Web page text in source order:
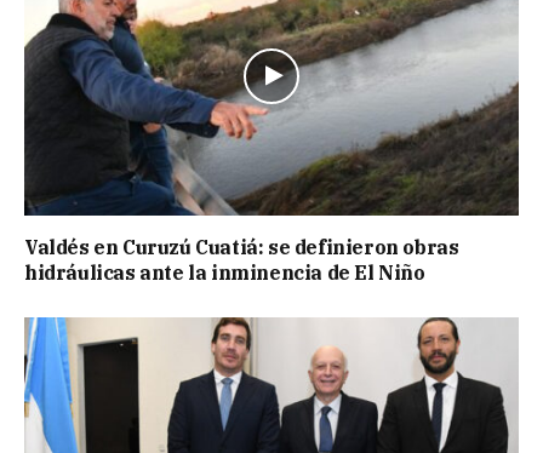
Valdés en Curuzú Cuatiá: se definieron obras
hidráulicas ante la inminencia de El Niño